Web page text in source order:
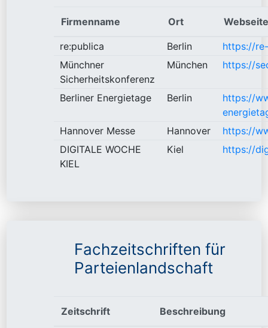
Firmenname Ort Webseite
re:publica Berlin
https://
Münchner
Sicherheitskonferenz
München https://
Berliner Energietage Berlin
https://
Hannover Messe
Hannover
https://
DIGITALE WOCHE
KIEL
Kiel https://
Fachzeitschriften für
Parteienlandschaft
Zeitschrift Beschreibung